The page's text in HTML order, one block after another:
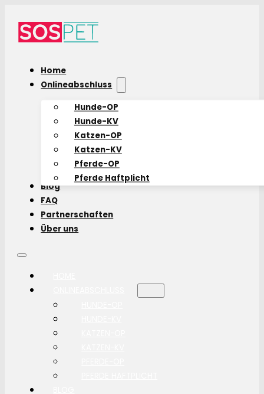
Home
Onlineabschluss
Hunde-OP
Hunde-KV
Katzen-OP
Katzen-KV
Pferde-OP
Pferde Haftplicht
Blog
FAQ
Partnerschaften
Über uns